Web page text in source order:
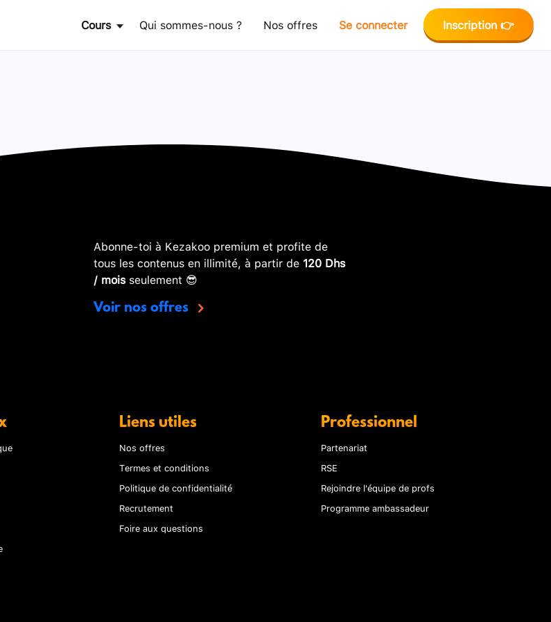
Cours Qui sommes-nous ? Nos offres Se connecter Inscription 👉
Abonne-toi à Kezakoo premium et profite de
tous les contenus en illimité, à partir de 120 Dhs
/ moisseulement 😎
Voir nos offres
Liens utiles
Nos offres
Termes et conditions
Politique de confidentialité
Recrutement
Foire aux questions
Professionnel
Partenariat
RSE
Rejoindre l'équipe de profs
Programme ambassadeur